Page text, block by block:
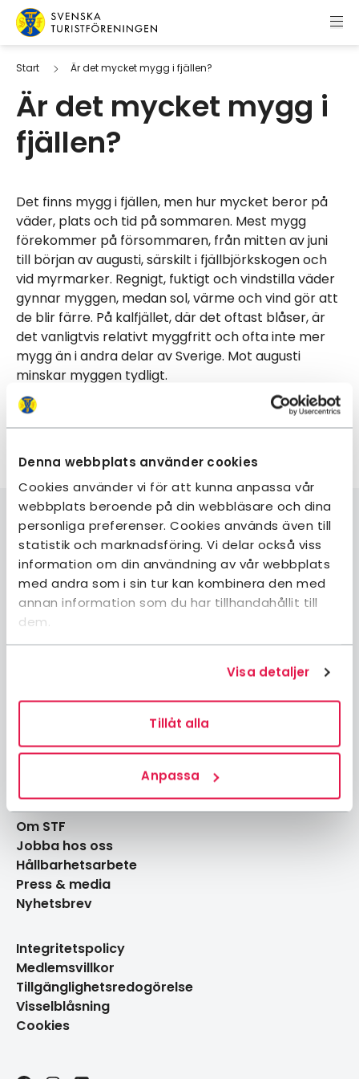
Denna webbplats använder cookies
Cookies använder vi för att kunna anpassa vår
webbplats beroende på din webbläsare och dina
personliga preferenser. Cookies används även till
statistik och marknadsföring. Vi delar också viss
information om din användning av vår webbplats
med andra som i sin tur kan kombinera den med
annan information som du har tillhandahållit till
dem.
Visa detaljer
Tillåt alla
Anpassa
Hoppa till innehåll
Svenska Turistföreningen
Start Är det mycket mygg i fjällen?
Är det mycket mygg i
fjällen?
Det finns mygg i fjällen, men hur mycket beror på
väder, plats och tid på sommaren. Mest mygg
förekommer på försommaren, från mitten av juni
till början av augusti, särskilt i fjällbjörkskogen och
vid myrmarker. Regnigt, fuktigt och vindstilla väder
gynnar myggen, medan sol, värme och vind gör att
de blir färre. På kalfjället, där det oftast blåser, är
det vanligtvis relativt myggfritt och ofta inte mer
mygg än i andra delar av Sverige. Mot augusti
minskar myggen tydligt.
Bli medlem
Logga in på Mina sidor
Logga in på Min bokning
Kontakta oss
Boka boende
Gå med i en lokalavdelning
Om STF
Jobba hos oss
Hållbarhetsarbete
Press & media
Nyhetsbrev
Integritetspolicy
Medlemsvillkor
Tillgänglighetsredogörelse
Visselblåsning
Cookies